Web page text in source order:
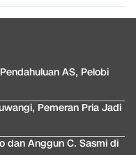
AS, Pelobi
Pemeran Pria Jadi
dan Anggun C. Sasmi di